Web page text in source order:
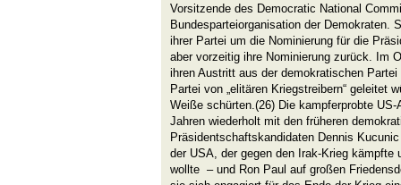
Vorsitzende des Democratic National
Bundesparteiorganisation der Demokraten.
ihrer Partei um die Nominierung für die
aber vorzeitig ihre Nominierung zurück. Im
ihren Austritt aus der demokratischen
Partei von „elitären Kriegstreibern“ geleitet
Weiße schürten.(26) Die kampferprobte
Jahren wiederholt mit den früheren
Präsidentschaftskandidaten Dennis
der USA, der gegen den Irak-Krieg kämpfte
wollte – und Ron Paul auf großen